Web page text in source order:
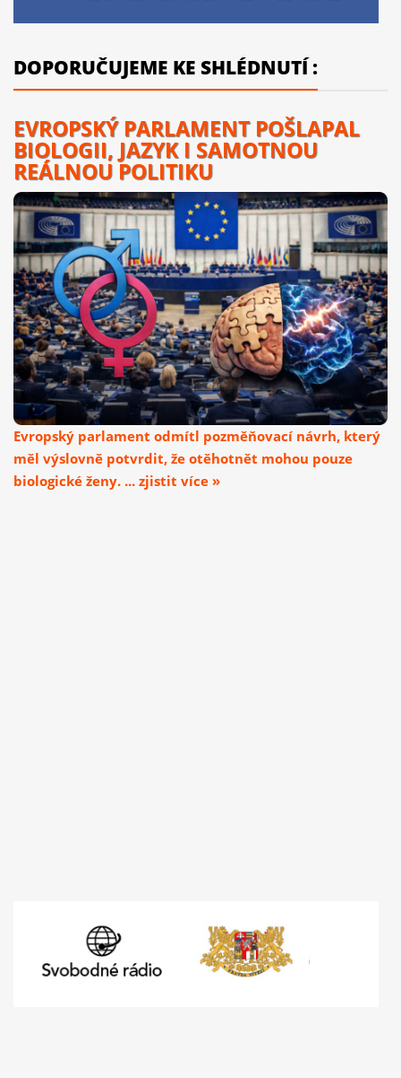
DOPORUČUJEME KE SHLÉDNUTÍ :
EVROPSKÝ PARLAMENT POŠLAPAL
BIOLOGII, JAZYK I SAMOTNOU
REÁLNOU POLITIKU
Evropský parlament odmítl pozměňovací návrh, který
měl výslovně potvrdit, že otěhotnět mohou pouze
biologické ženy. ... zjistit více »